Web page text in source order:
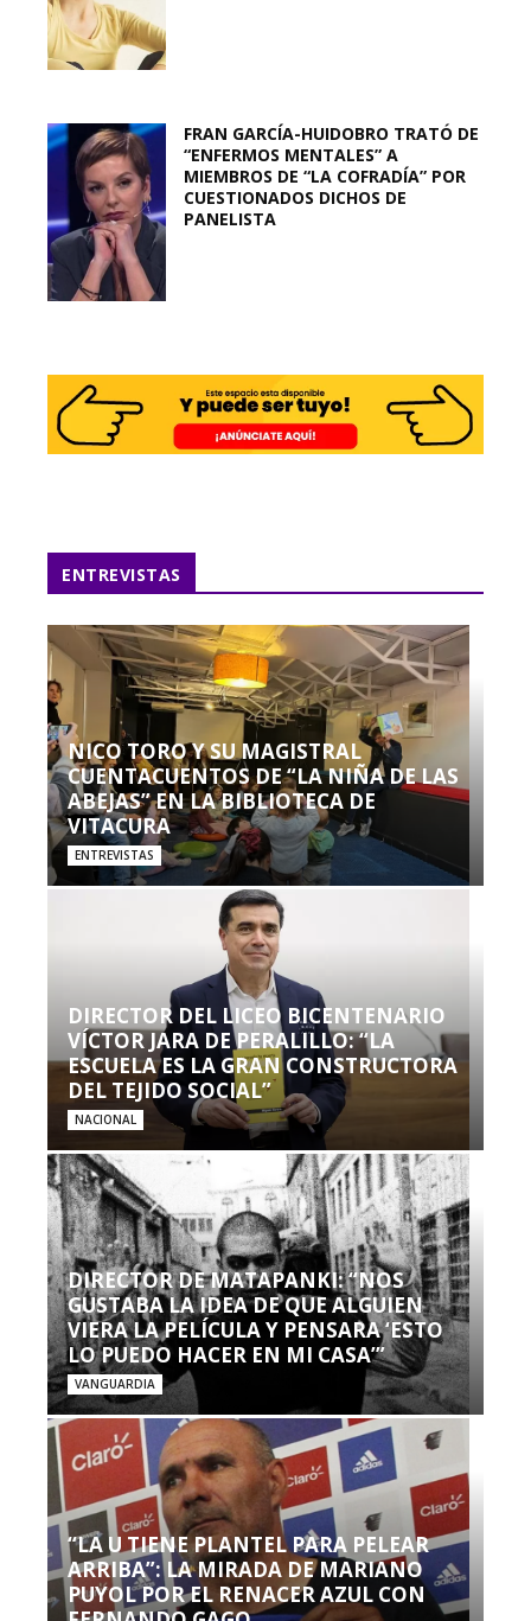
FRAN GARCÍA-HUIDOBRO TRATÓ DE
“ENFERMOS MENTALES” A
MIEMBROS DE “LA COFRADÍA” POR
CUESTIONADOS DICHOS DE
PANELISTA
ENTREVISTAS
NICO TORO Y SU MAGISTRAL
CUENTACUENTOS DE “LA NIÑA DE LAS
ABEJAS” EN LA BIBLIOTECA DE
VITACURA
ENTREVISTAS
DIRECTOR DEL LICEO BICENTENARIO
VÍCTOR JARA DE PERALILLO: “LA
ESCUELA ES LA GRAN CONSTRUCTORA
DEL TEJIDO SOCIAL”
NACIONAL
DIRECTOR DE MATAPANKI: “NOS
GUSTABA LA IDEA DE QUE ALGUIEN
VIERA LA PELÍCULA Y PENSARA ‘ESTO
LO PUEDO HACER EN MI CASA’”
VANGUARDIA
“LA U TIENE PLANTEL PARA PELEAR
ARRIBA”: LA MIRADA DE MARIANO
PUYOL POR EL RENACER AZUL CON